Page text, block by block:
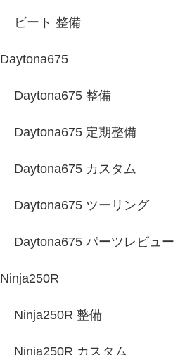
ビート 整備
Daytona675
Daytona675 整備
Daytona675 定期整備
Daytona675 カスタム
Daytona675 ツーリング
Daytona675 パーツレビュー
Ninja250R
Ninja250R 整備
Ninja250R カスタム